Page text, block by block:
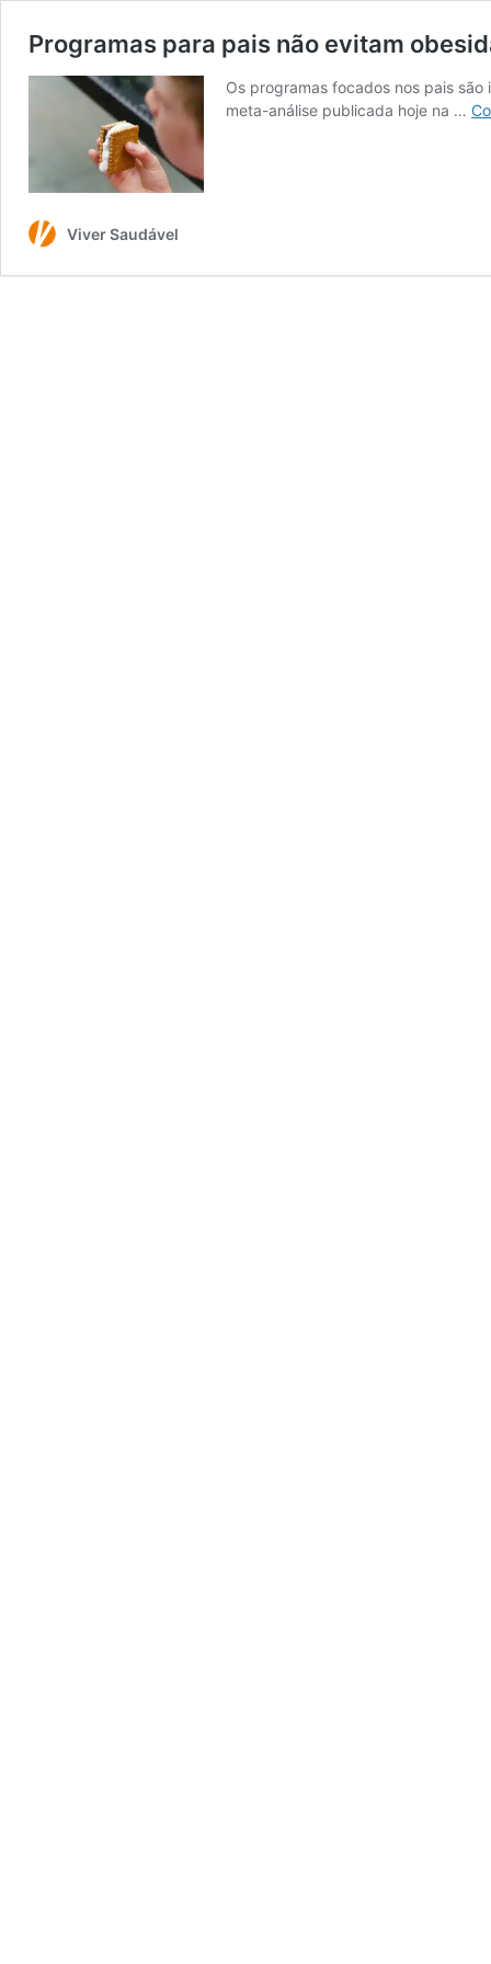
Programas para pais não evitam
Os programas focados nos pais
meta-análise publicada hoje na …
Viver Saudável